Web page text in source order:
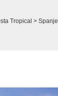
Tropical > Spanje